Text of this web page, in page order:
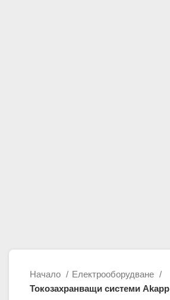
Начало
Електрооборудване
Токозахранващи системи Akapp